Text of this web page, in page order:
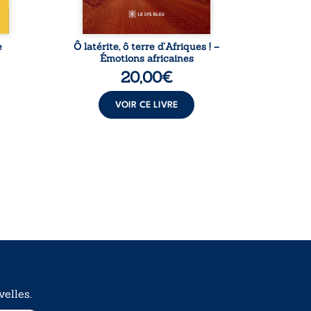
instantanés ...
Ô latérite, ô terre d’Afriques ! –
Émotions africaines
20,00€
VOIR CE LIVRE